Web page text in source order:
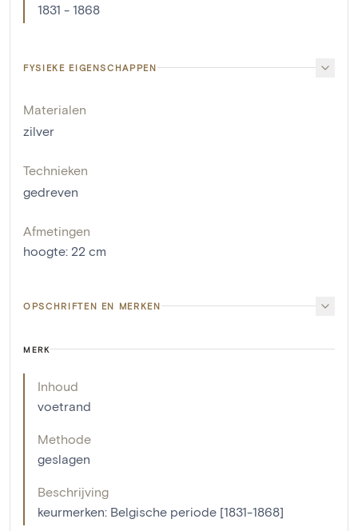
1831 - 1868
FYSIEKE EIGENSCHAPPEN
Materialen
zilver
Technieken
gedreven
Afmetingen
hoogte: 22 cm
OPSCHRIFTEN EN MERKEN
MERK
Inhoud
voetrand
Methode
geslagen
Beschrijving
keurmerken: Belgische periode [1831-1868]